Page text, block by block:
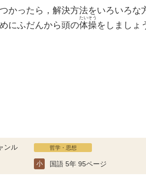
かったら，解決方法をいろいろな
にふだんから頭の体操
たいそう
をしましょ
ンル 哲学・思想
小 国語 5年 95ページ